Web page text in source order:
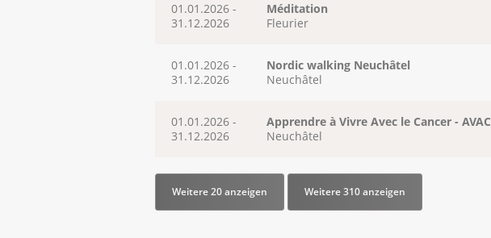
01.01.2026 -
31.12.2026
Méditation
Fleurier
01.01.2026 -
31.12.2026
Nordic walking Neuchâtel
Neuchâtel
01.01.2026 -
31.12.2026
Apprendre à Vivre Avec le Cancer - AVAC
Neuchâtel
Weitere 20 anzeigen Weitere 310 anzeigen